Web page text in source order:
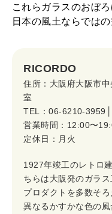
これらガラスのおぼ
日本の風土ならでは
RICORDO
住所：大阪府大阪市
室
TEL：06-6210-3959 │
営業時間：12:00〜
定休日：月火
1927年竣工のレトロ
ちらは大阪発のガラ
プロダクトを多数そ
異なるかすかな色の風